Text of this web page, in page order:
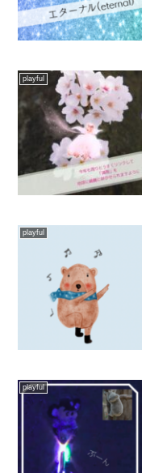
playful
playful
playful